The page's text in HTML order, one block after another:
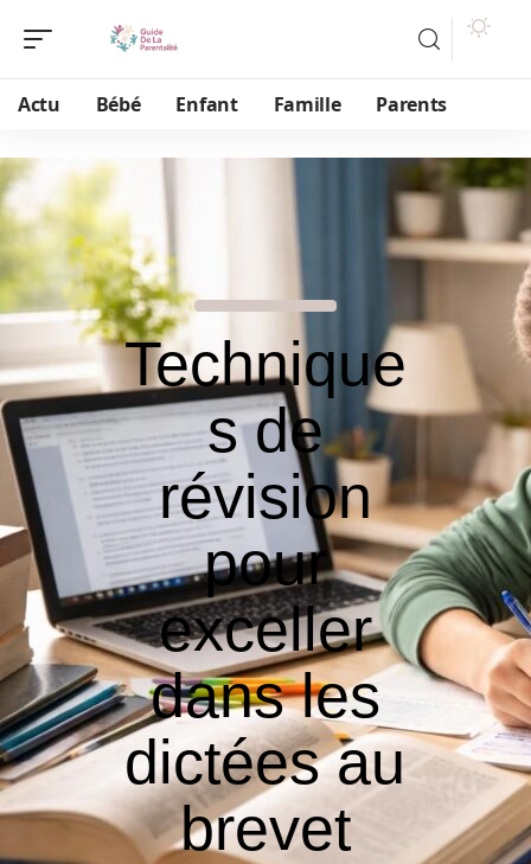
Actu Bébé Enfant Famille Parents
Technique
s de
révision
pour
exceller
dans les
dictées au
brevet